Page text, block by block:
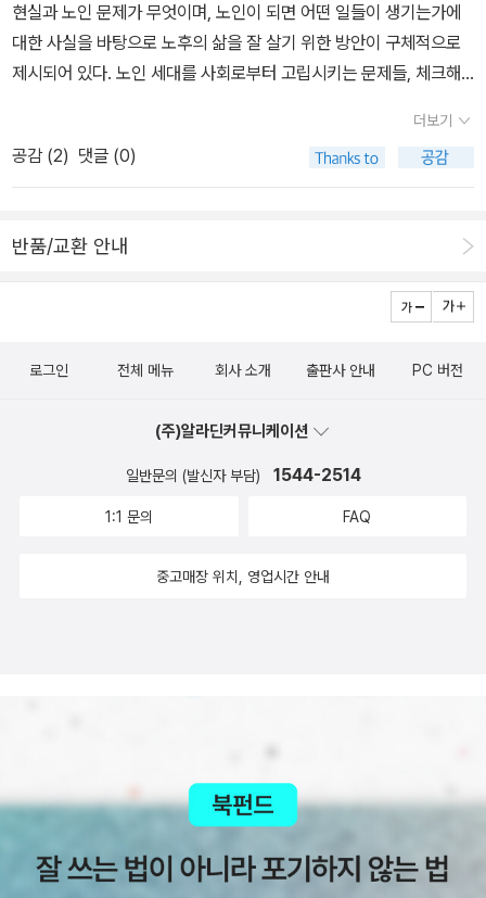
속살과 그곳에 살고 있는 크리에이티브한 파리지앵의 삶을 낱낱이 파
헤쳐볼 수 있다. 마치 시내에서 한참 떨어진 전원에서 생활을 하는 귀
족이나 소박한 농민들에게나 가능할 것 같은 믿기 힘든 마법 같은 이
리의 싱글 인테리어>. 예술적 감각으로 무장한 파리의 크리에이터 13
문지로는 그들의 자유로운 싱글 생활을 엿볼 수 있게 해준다. 파리의
잡화점과 벼룩시장, 파리에서 알뜰하게 집 구하는 방법도 놓치지 말
있는 <파리의 인테리어 스타일 'HOW TO MAKE'>. 주말마다 벽을
링법을 뽐내는 파리지앵 스무 커플의 달콤한 보금자리를 소개한다.
또한 낡은 침대 매트의 스프링으로 만든 조명 장치, 버려진 엽서꽂이
테리어 소품 레시피도 담겨 있다. 2011년 | 128면 | 13,000원 <에디
ns de Paris) 사에서 발행 중인 라이프 스타일 서적. 일본인 포토그
고 있다. 이 시리즈는 2009년부터 시드페이퍼가 한국어판 독점 계약
선보이고 있다.
현실과 노인 문제가 무엇이며, 노인이 되면 어떤 일들이 생기는가에
대한 사실을 바탕으로 노후의 삶을 잘 살기 위한 방안이 구체적으로
제시되어 있다. 노인 세대를 사회로부터 고립시키는 문제들, 체크해
노인 문제들, 미래 산업으로서의 실버산업 등을 소개하고 있다.누구
나 한번쯤 생각해봤을 100세 연장.. 무엇을 얘기하고 있는지 궁금하
다.토론토 대학교의 저명한 과학자인 데이비드 젠킨스(David Jenki
이 혈중콜레스테롤 함량을 낮추는데 스타딘(statin : 콜레스테롤 저
하제)만큼 효과적이라는 사실을 처음으로 밝혀냈다. 젠킨스 박사는
한두 가지의 식품을 선택하기보다는 “콜레스테롤 낮추기 건강 식
고 그 안에서 사람들은 쉽게 구할 수 있고, 좋아하는 것을 먹으면서 소
확인된 식품들을 섭취함으로써 건강과 생활방식을 크게 개선할 수 있
음을 보여주는 것이다. 바로 이 책이 지향하는 목표라고 하겠다. 어떤
어난 효능의 식단을 설계할 수 있다. 건강한 식습관과 웰빙을 향한 여
에 입문하는 사람에게는 제대로 커피를 즐길 수 있는 방법을, 커피에
크함과 로맨틱, 키치함과 우아함, 모던 스타일과 빈티지가 공존하는
스타일은, 파리지앵들에겐 너무나도 자연스러운 것. 이런 그들이 인
테리어와 사랑에 빠진다면 어떻게 될까? 다양한 분야에서 활동하는
더보기
공감 (2) 댓글 (0)
반품/교환 안내
로그인 전체 메뉴 회사 소개 출판사 안내 PC 버전
(주)알라딘커뮤니케이션
일반문의 (발신자 부담) 1544-2514
1:1 문의 FAQ
중고매장 위치, 영업시간 안내